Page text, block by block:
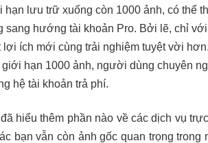
lưu trữ xuống còn 1000 ảnh, có thể
sang hướng tài khoản Pro. Bởi lẽ, chỉ
lợi ích mới cùng trải nghiệm tuyệt vời
hạn 1000 ảnh, người dùng chuyên
hệ tài khoản trả phí.
hiểu thêm phần nào về các dịch vụ
bạn vẫn còn ảnh gốc quan trọng